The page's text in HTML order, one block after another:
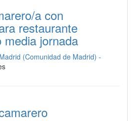
a con
restaurante
media jornada
Madrid (Comunidad de Madrid) -